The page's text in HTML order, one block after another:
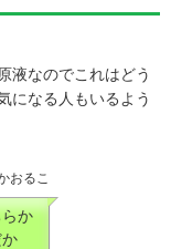
液なのでこれはどう
になる人もいるよう
おるこ
か